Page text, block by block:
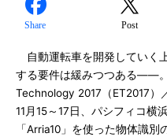
Share Post
自動運転車を開発していく
する要件は緩みつつある――
Technology 2017（ET2017）
11月15～17日、パシフィコ横
「Arria10」を使った物体識